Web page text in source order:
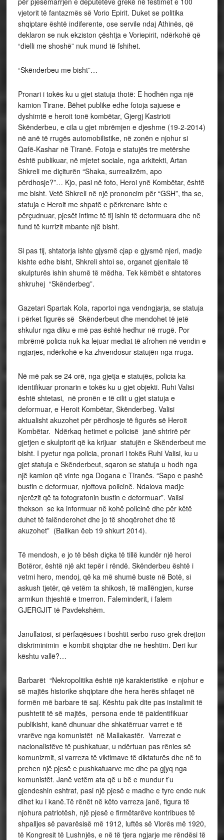
vjetorit të fantazmës së Vorio Epirit. Duket se politika
shqiptare është indiferente, ose servile ndaj Athinës, që
deklaron se nuk ekziston çështja e Voriepirit, ndërkohë që
“dielli me shoshë” nuk mund të fshihet.
“Skënderbeu me bisht”…
Pronari i tokës ku u gjet statuja thotë: E hodhën nga një
kamion Tirane. Bëhet publike edhe fotoja sajuese e
dyshimtë e heroit tonë kombëtar, Gjergj Kastrioti
Skënderbeu, e cila u gjet mbrëmjen e djeshme (19-2-2014)
në anë të rrugës automobilistike, në zonën e njohur si
Qafë-Kashar në Tiranë. Fotoja e statujës tre metërshe
është publikuar, në mjetet sociale, nga arkitekti, Artan
Shkreli me diçiturën “Shaka, surrealizëm, apo
përdhosje?”… Kjo, pasi në foto, Heroi ynë Kombëtar, është
me bisht. Vetë Shkreli në një prononcim për “GSH”, tha se,
statuja e Heroit me shpatë e përkrenare ishte e
përçudnuar, pjesët intime të tij ishin të deformuara dhe në
fund të kurrizit mbante një bisht.
Si pas tij, shtatorja ishte gjysmë cjap e gjysmë njeri, madje
kishte edhe bisht, Shkreli shtoi se, organet gjenitale të
skulpturës ishin shumë të mëdha. Tek këmbët e shtatores
shkruhej “Skënderbeg”.
Gazetari Spartak Kola, raportoi nga vendngjarja, se statuja
i përket figurës së Skënderbeut dhe mendohet të jetë
shkulur nga diku e më pas është hedhur në rrugë. Por
mbrëmë policia nuk ka lejuar mediat të afrohen në vendin e
ngjarjes, ndërkohë e ka zhvendosur statujën nga rruga.
Në më pak se 24 orë, nga gjetja e statujës, policia ka
identifikuar pronarin e tokës ku u gjet objekti. Ruhi Valisi
është shtetasi, në pronën e të cilit u gjet statuja e
deformuar, e Heroit Kombëtar, Skënderbeg. Valisi
aktualisht akuzohet për përdhosje të figurës së Heroit
Kombëtar. Ndërkaq hetimet e policisë janë shtrirë për
gjetjen e skulptorit që ka krijuar statujën e Skënderbeut me
bisht. I pyetur nga policia, pronari i tokës Ruhi Valisi, ku u
gjet statuja e Skënderbeut, sqaron se statuja u hodh nga
një kamion që vinte nga Dogana e Tiranës. “Sapo e pashë
bustin e deformuar, njoftova policinë. Ndalova madje
njerëzit që ta fotografonin bustin e deformuar”. Valisi
thekson se ka informuar në kohë policinë dhe për këtë
duhet të falënderohet dhe jo të shoqërohet dhe të
akuzohet” (Ballkan ëeb 19 shkurt 2014).
Të mendosh, e jo të bësh diçka të tillë kundër një heroi
Botëror, është një akt tepër i rëndë. Skënderbeu është i
vetmi hero, mendoj, që ka më shumë buste në Botë, si
askush tjetër, që vetëm ta shikosh, të mallëngjen, kurse
armikun thjeshtë e tmerron. Faleminderit, i falem
GJERGJIT të Pavdekshëm.
Janullatosi, si përfaqësues i boshtit serbo-ruso-grek drejton
diskriminimin e kombit shqiptar dhe ne heshtim. Deri kur
kështu vallë?…
Barbarët “Nekropolitika është një karakteristikë e njohur e
së majtës historike shqiptare dhe hera herës shfaqet në
formën më barbare të saj. Kështu pak dite pas instalimit të
pushtetit të së majtës, persona ende të paidentifikuar
publikisht, kanë dhunuar dhe shkatërruar varret e të
vrarëve nga komunistët në Mallakastër. Varrezat e
nacionalistëve të pushkatuar, u ndërtuan pas rënies së
komunizmit, si varreza të viktimave të diktaturës dhe në to
prehen një pjesë e pushkatuarve me dhe pa gjyq nga
komunistët. Janë vetëm ata që u bë e mundur t’u
gjendeshin eshtrat, pasi një pjesë e madhe e tyre ende nuk
dihet ku i kanë.Të rënët në këto varreza janë, figura të
njohura patriotësh, një pjesë e firmëtarëve kontribues të
shpalljes së pavarësisë më 1912, luftës së Vlorës më 1920,
të Kongresit të Lushnjës, e në të tjera ngjarje me rëndësi të